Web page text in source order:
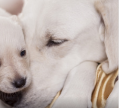
de pelos de